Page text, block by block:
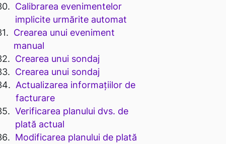
Calibrarea evenimentelor
implicite urmărite automat
Crearea unui eveniment
manual
Crearea unui sondaj
Crearea unui sondaj
Actualizarea informațiilor de
facturare
Verificarea planului dvs. de
plată actual
Modificarea planului de plată